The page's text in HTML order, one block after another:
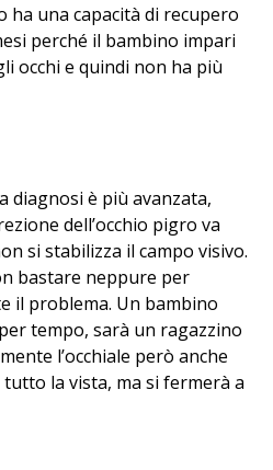
ha una capacità di recupero
perché il bambino impari
occhi e quindi non ha più
diagnosi è più avanzata,
dell’occhio pigro va
si stabilizza il campo visivo.
bastare neppure per
il problema. Un bambino
tempo, sarà un ragazzino
l’occhiale però anche
la vista, ma si fermerà a